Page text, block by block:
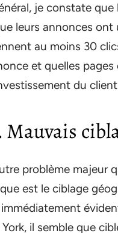
je constate
leurs annonces ont
au moins 30
et quelles
du
Mauvais
problème majeur
est le ciblage
il semble que